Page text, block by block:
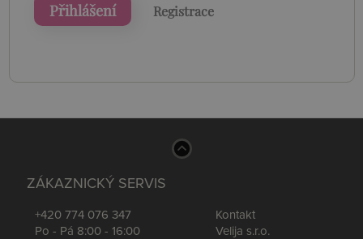
Přihlášení Registrace
ZÁKAZNICKÝ SERVIS
+420 774 076 347
Po - Pá 8:00 - 16:00
Kontakt
Velija s.r.o.